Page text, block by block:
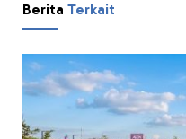
Berita Terkait